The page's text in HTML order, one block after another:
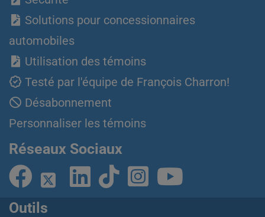
Solutions pour concessionnaires
automobiles
Utilisation des témoins
Testé par l'équipe de François Charron!
Désabonnement
Personnaliser les témoins
Réseaux Sociaux
Outils